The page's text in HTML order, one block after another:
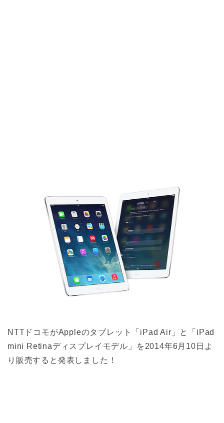
NTTドコモがAppleのタブレット「iPad Air」と「iPad
mini Retinaディスプレイモデル」を2014年6月10日よ
り販売すると発表しました！